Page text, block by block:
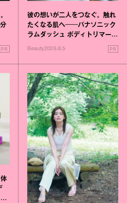
PR
彼の想いが二人をつなぐ。触れ
たくなる肌へ──パナソニック
ラムダッシュ ボディトリマーが
Beauty2026.8.5 PR